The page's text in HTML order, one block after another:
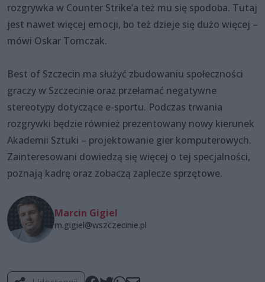
rozgrywka w Counter Strike’a też mu się spodoba. Tutaj
jest nawet więcej emocji, bo też dzieje się dużo więcej –
mówi Oskar Tomczak.
Best of Szczecin ma służyć zbudowaniu społeczności
graczy w Szczecinie oraz przełamać negatywne
stereotypy dotyczące e-sportu. Podczas trwania
rozgrywki będzie również prezentowany nowy kierunek
Akademii Sztuki – projektowanie gier komputerowych.
Zainteresowani dowiedzą się więcej o tej specjalności,
poznają kadrę oraz zobaczą zaplecze sprzętowe.
Marcin Gigiel
m.gigiel@wszczecinie.pl